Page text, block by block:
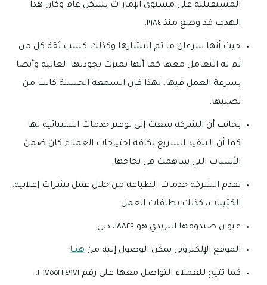
المستقبلية على مستوى الإمارات بشكل عام وكان هذا
الهدف قد وضع منذ ١٩٨٤.
حيث أنها سرعان ما تم انتشارها وكذلك كسب ثقة كل من
تم له التعامل معها كما أنها تميزت بجودتها العالية وأيضا
بسرعة العمل فيها، لهذا فإن السمعة الحسنة كانت من
نصيبها.
بجانب أن الشركة سعت إلى توفير خدمات استثنائية لها
كما أن التنفيذ السريع لكافة احتياجات العملاء كان ضمن
الأسباب التي ساهمت في نجاحها.
تقدم الشركة خدمات الطباعة من خلال عمل نشرات إعلانية،
الكتيبات، كذلك بطاقات العمل.
عنوان صندوقها البريدي هو ١٨٨٢٩، دبي.
الموقع الإلكتروني يمكن الوصول إليه من هنــا.
كما تتيح للعملاء التواصل معها على رقم ٢٦٧٥٥٢٢٤٩٧١.